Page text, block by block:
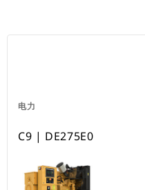
电力
C9 | DE275E0